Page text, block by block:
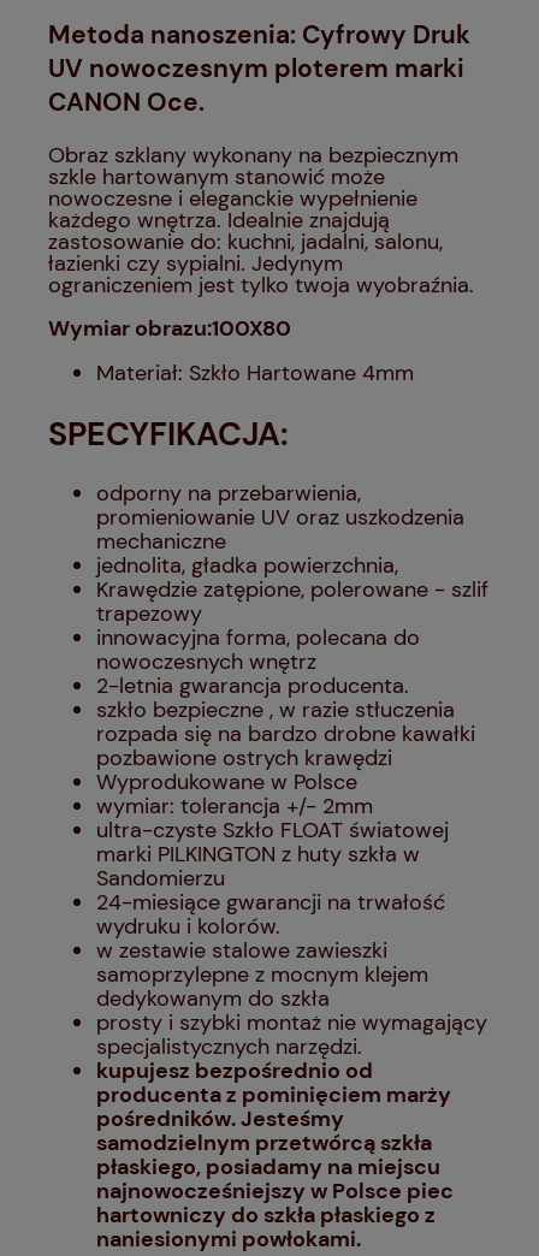
Metoda nanoszenia: Cyfrowy Druk
UV nowoczesnym ploterem marki
CANON Oce.
Obraz szklany wykonany na bezpiecznym
szkle hartowanym stanowić może
nowoczesne i eleganckie wypełnienie
każdego wnętrza. Idealnie znajdują
zastosowanie do: kuchni, jadalni, salonu,
łazienki czy sypialni. Jedynym
ograniczeniem jest tylko twoja wyobraźnia.
Wymiar obrazu:100X80
Materiał: Szkło Hartowane 4mm
SPECYFIKACJA:
odporny na przebarwienia,
promieniowanie UV oraz uszkodzenia
mechaniczne
jednolita, gładka powierzchnia,
Krawędzie zatępione, polerowane - szlif
trapezowy
innowacyjna forma, polecana do
nowoczesnych wnętrz
2-letnia gwarancja producenta.
szkło bezpieczne , w razie stłuczenia
rozpada się na bardzo drobne kawałki
pozbawione ostrych krawędzi
Wyprodukowane w Polsce
wymiar: tolerancja +/- 2mm
ultra-czyste Szkło FLOAT światowej
marki PILKINGTON z huty szkła w
Sandomierzu
24-miesiące gwarancji na trwałość
wydruku i kolorów.
w zestawie stalowe zawieszki
samoprzylepne z mocnym klejem
dedykowanym do szkła
prosty i szybki montaż nie wymagający
specjalistycznych narzędzi.
kupujesz bezpośrednio od
producenta z pominięciem marży
pośredników. Jesteśmy
samodzielnym przetwórcą szkła
płaskiego, posiadamy na miejscu
najnowocześniejszy w Polsce piec
hartowniczy do szkła płaskiego z
naniesionymi powłokami.